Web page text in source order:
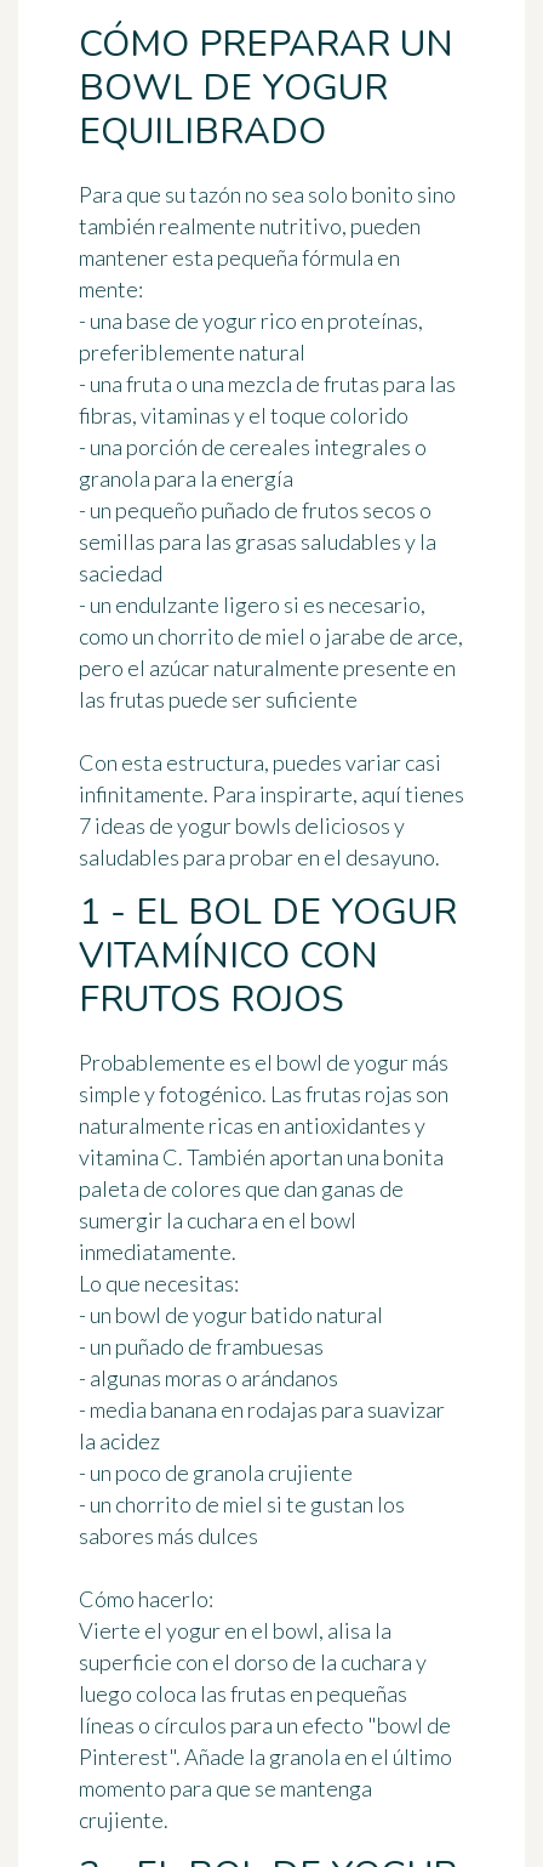
CÓMO PREPARAR UN
BOWL DE YOGUR
EQUILIBRADO
Para que su tazón no sea solo bonito sino
también realmente nutritivo, pueden
mantener esta pequeña fórmula en
mente:
- una base de yogur rico en proteínas,
preferiblemente natural
- una fruta o una mezcla de frutas para las
fibras, vitaminas y el toque colorido
- una porción de cereales integrales o
granola para la energía
- un pequeño puñado de frutos secos o
semillas para las grasas saludables y la
saciedad
- un endulzante ligero si es necesario,
como un chorrito de miel o jarabe de arce,
pero el azúcar naturalmente presente en
las frutas puede ser suficiente
Con esta estructura, puedes variar casi
infinitamente. Para inspirarte, aquí tienes
7 ideas de yogur bowls deliciosos y
saludables para probar en el desayuno.
1 - EL BOL DE YOGUR
VITAMÍNICO CON
FRUTOS ROJOS
Probablemente es el bowl de yogur más
simple y fotogénico. Las frutas rojas son
naturalmente ricas en antioxidantes y
vitamina C. También aportan una bonita
paleta de colores que dan ganas de
sumergir la cuchara en el bowl
inmediatamente.
Lo que necesitas:
- un bowl de yogur batido natural
- un puñado de frambuesas
- algunas moras o arándanos
- media banana en rodajas para suavizar
la acidez
- un poco de granola crujiente
- un chorrito de miel si te gustan los
sabores más dulces
Cómo hacerlo:
Vierte el yogur en el bowl, alisa la
superficie con el dorso de la cuchara y
luego coloca las frutas en pequeñas
líneas o círculos para un efecto "bowl de
Pinterest". Añade la granola en el último
momento para que se mantenga
crujiente.